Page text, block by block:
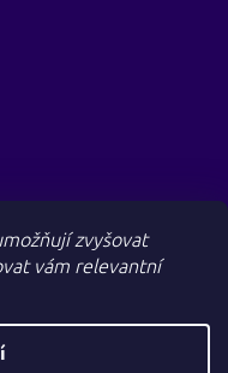
zvyšovat
vám relevantní